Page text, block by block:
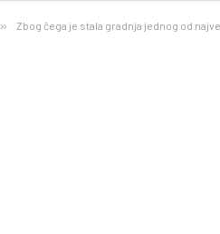
» Zbog čega je stala gradnja jednog od